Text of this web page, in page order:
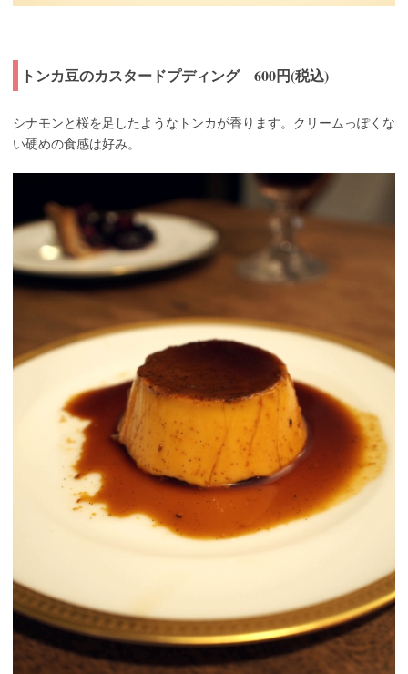
トンカ豆のカスタードプディング 600円(税込)
シナモンと桜を足したようなトンカが香ります。クリームっぽくな
い硬めの食感は好み。